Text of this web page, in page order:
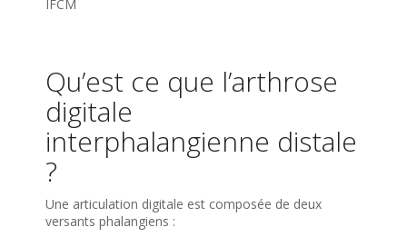
IFCM
Qu’est ce que l’arthrose
digitale
interphalangienne distale
?
Une articulation digitale est composée de deux
versants phalangiens :